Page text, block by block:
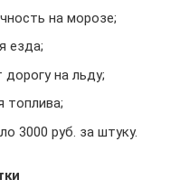
на морозе;
езда;
на льду;
топлива;
3000 руб. за штуку.